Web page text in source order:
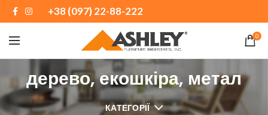
+38 (097) 22-88-222
0
дерево, екошкіра, метал
КАТЕГОРІЇ